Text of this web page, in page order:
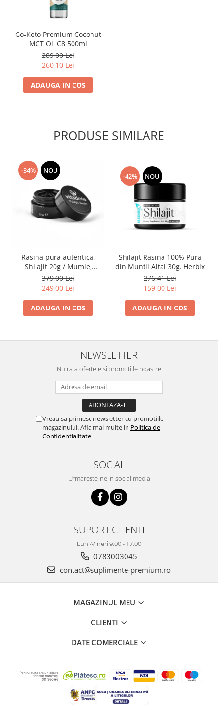
Go-Keto Premium Coconut
MCT Oil C8 500ml
289,00 Lei
260,10 Lei
ADAUGA IN COS
PRODUSE SIMILARE
-34% NOU
Rasina pura autentica,
Shilajit 20g / Mumie,
Vitamine si Micronutrienti -
Vitadote
379,00 Lei
249,00 Lei
ADAUGA IN COS
-42% NOU
Shilajit Rasina 100% Pura
din Muntii Altai 30g. Herbix
276,41 Lei
159,00 Lei
ADAUGA IN COS
NEWSLETTER
Nu rata ofertele si promotiile noastre
Vreau sa primesc newsletter cu promotiile
magazinului. Afla mai multe in Politica de
Confidentialitate
SOCIAL
Urmareste-ne in social media
SUPORT CLIENTI
Luni-Vineri 9,00 - 17,00
0783003045
contact@suplimente-premium.ro
MAGAZINUL MEU
CLIENTI
DATE COMERCIALE